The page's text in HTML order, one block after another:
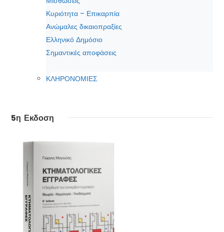
Κυριότητα – Επικαρπία
Ανώμαλες δικαιοπραξίες
Ελληνικό Δημόσιο
Σημαντικές αποφάσεις
ΚΛΗΡΟΝΟΜΙΕΣ
5η Εκδοση